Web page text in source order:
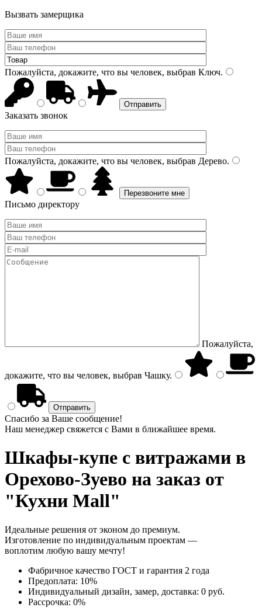
Вызвать замерщика
Пожалуйста, докажите, что вы человек, выбрав Ключ.
Заказать звонок
Пожалуйста, докажите, что вы человек, выбрав Дерево.
Письмо директору
Пожалуйста,
докажите, что вы человек, выбрав Чашку.
Спасибо за Ваше сообщение!
Наш менеджер свяжется с Вами в ближайшее время.
Шкафы-купе с витражами в
Орехово-Зуево на заказ от
"Кухни Mall"
Идеальные решения от эконом до премиум.
Изготовление по индивидуальным проектам —
воплотим любую вашу мечту!
Фабричное качество ГОСТ и гарантия 2 года
Предоплата: 10%
Индивидуальный дизайн, замер, доставка: 0 руб.
Рассрочка: 0%